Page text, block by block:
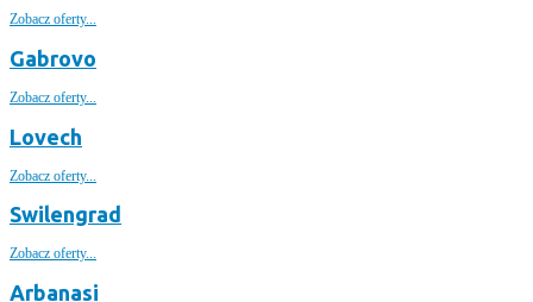
Zobacz oferty...
Gabrovo
Zobacz oferty...
Lovech
Zobacz oferty...
Swilengrad
Zobacz oferty...
Arbanasi